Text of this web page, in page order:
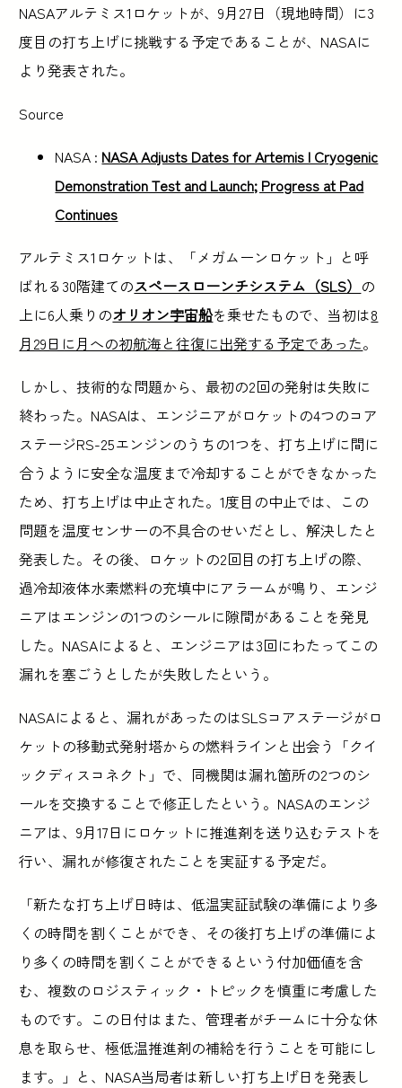
NASAアルテミス1ロケットが、9月27日（現地時間）に3
度目の打ち上げに挑戦する予定であることが、NASAに
より発表された。
Source
NASA : NASA Adjusts Dates for Artemis I Cryogenic
Demonstration Test and Launch; Progress at Pad
Continues
アルテミス1ロケットは、「メガムーンロケット」と呼
ばれる30階建てのスペースローンチシステム（SLS） の
上に6人乗りのオリオン宇宙船を乗せたもので、当初は8
月29日に月への初航海と往復に出発する予定であった。
しかし、技術的な問題から、最初の2回の発射は失敗に
終わった。NASAは、エンジニアがロケットの4つのコア
ステージRS-25エンジンのうちの1つを、打ち上げに間に
合うように安全な温度まで冷却することができなかった
ため、打ち上げは中止された。1度目の中止では、この
問題を温度センサーの不具合のせいだとし、解決したと
発表した。その後、ロケットの2回目の打ち上げの際、
過冷却液体水素燃料の充填中にアラームが鳴り、エンジ
ニアはエンジンの1つのシールに隙間があることを発見
した。NASAによると、エンジニアは3回にわたってこの
漏れを塞ごうとしたが失敗したという。
NASAによると、漏れがあったのはSLSコアステージがロ
ケットの移動式発射塔からの燃料ラインと出会う「クイ
ックディスコネクト」で、同機関は漏れ箇所の2つのシ
ールを交換することで修正したという。NASAのエンジ
ニアは、9月17日にロケットに推進剤を送り込むテストを
行い、漏れが修復されたことを実証する予定だ。
「新たな打ち上げ日時は、低温実証試験の準備により多
くの時間を割くことができ、その後打ち上げの準備によ
り多くの時間を割くことができるという付加価値を含
む、複数のロジスティック・トピックを慎重に考慮した
ものです。この日付はまた、管理者がチームに十分な休
息を取らせ、極低温推進剤の補給を行うことを可能にし
ます。」と、NASA当局者は新しい打ち上げ日を発表し